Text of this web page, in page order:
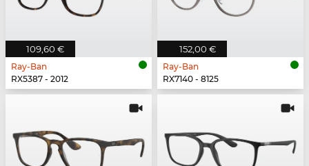
109,60 €
Ray-Ban
RX5387 - 2012
152,00 €
Ray-Ban
RX7140 - 8125